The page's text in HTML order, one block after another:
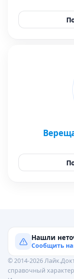
Нашли
Сообщить
© 2014-2026
справочный